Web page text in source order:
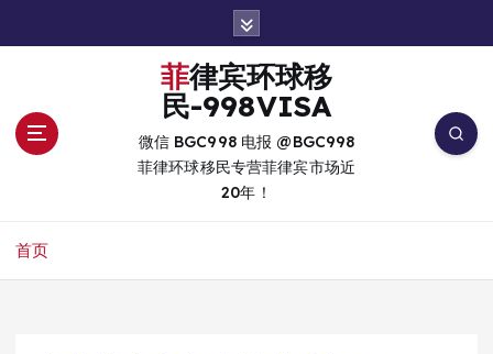
菲律宾环球移
民-998VISA
微信 BGC998 电报 @BGC998
菲律环球移民专营菲律宾市场近
20年！
首页